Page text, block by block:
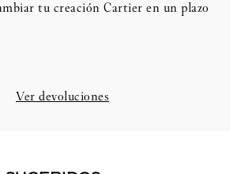
tu creación Cartier en un plazo
Ver devoluciones